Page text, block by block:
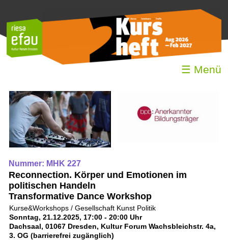
☰ Menü
Nummer: MHK 227
Reconnection. Körper und Emotionen im
politischen Handeln
Transformative Dance Workshop
Kurse&Workshops / Gesellschaft Kunst Politik
Sonntag, 21.12.2025, 17:00 - 20:00 Uhr
Dachsaal, 01067 Dresden, Kultur Forum Wachsbleichstr. 4a,
3. OG (barrierefrei zugänglich)